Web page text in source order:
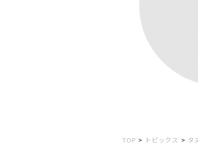
TOP トピックス タ